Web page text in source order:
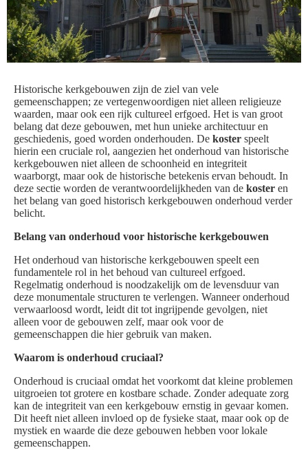
Historische kerkgebouwen zijn de ziel van vele
gemeenschappen; ze vertegenwoordigen niet alleen religieuze
waarden, maar ook een rijk cultureel erfgoed. Het is van groot
belang dat deze gebouwen, met hun unieke architectuur en
geschiedenis, goed worden onderhouden. De koster speelt
hierin een cruciale rol, aangezien het onderhoud van historische
kerkgebouwen niet alleen de schoonheid en integriteit
waarborgt, maar ook de historische betekenis ervan behoudt. In
deze sectie worden de verantwoordelijkheden van de koster en
het belang van goed historisch kerkgebouwen onderhoud verder
belicht.
Belang van onderhoud voor historische kerkgebouwen
Het onderhoud van historische kerkgebouwen speelt een
fundamentele rol in het behoud van cultureel erfgoed.
Regelmatig onderhoud is noodzakelijk om de levensduur van
deze monumentale structuren te verlengen. Wanneer onderhoud
verwaarloosd wordt, leidt dit tot ingrijpende gevolgen, niet
alleen voor de gebouwen zelf, maar ook voor de
gemeenschappen die hier gebruik van maken.
Waarom is onderhoud cruciaal?
Onderhoud is cruciaal omdat het voorkomt dat kleine problemen
uitgroeien tot grotere en kostbare schade. Zonder adequate zorg
kan de integriteit van een kerkgebouw ernstig in gevaar komen.
Dit heeft niet alleen invloed op de fysieke staat, maar ook op de
mystiek en waarde die deze gebouwen hebben voor lokale
gemeenschappen.